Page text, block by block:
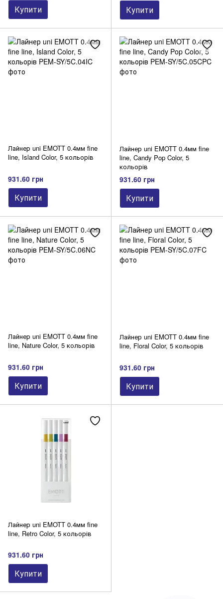
Купити Купити
Лайнер uni EMOTT 0.4мм fine
line, Island Color, 5 кольорів
931.60 грн
Купити
Лайнер uni EMOTT 0.4мм fine
line, Candy Pop Color, 5
кольорів
931.60 грн
Купити
Лайнер uni EMOTT 0.4мм fine
line, Nature Color, 5 кольорів
931.60 грн
Купити
Лайнер uni EMOTT 0.4мм fine
line, Floral Color, 5 кольорів
931.60 грн
Купити
Лайнер uni EMOTT 0.4мм fine
line, Retro Color, 5 кольорів
931.60 грн
Купити